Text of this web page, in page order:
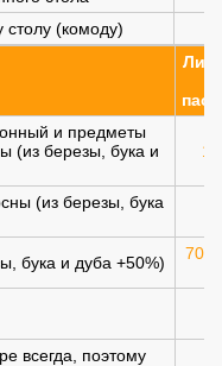
столу (комоду)
и предметы
(из березы, бука и
(из березы, бука
бука и дуба +50%) 700
всегда, поэтому